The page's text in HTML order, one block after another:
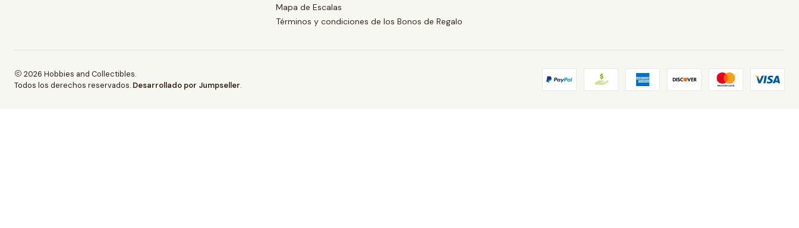
Mapa de Escalas
Términos y condiciones de los Bonos de Regalo
2026 Hobbies and Collectibles.
Todos los derechos reservados. Desarrollado por Jumpseller.